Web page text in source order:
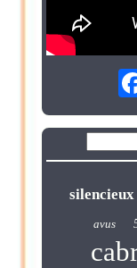
silencieux
avus